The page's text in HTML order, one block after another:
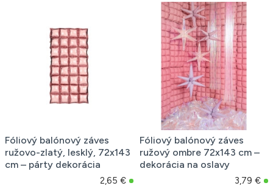
Fóliový balónový záves
ružovo-zlatý, lesklý, 72x143
cm – párty dekorácia
2,65 €
Fóliový balónový záves
ružový ombre 72x143 cm –
dekorácia na oslavy
3,79 €